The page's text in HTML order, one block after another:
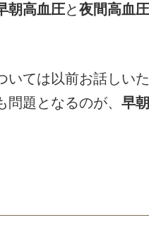
朝高血圧と夜間高血圧
いては以前お話しい
題となるのが、 早